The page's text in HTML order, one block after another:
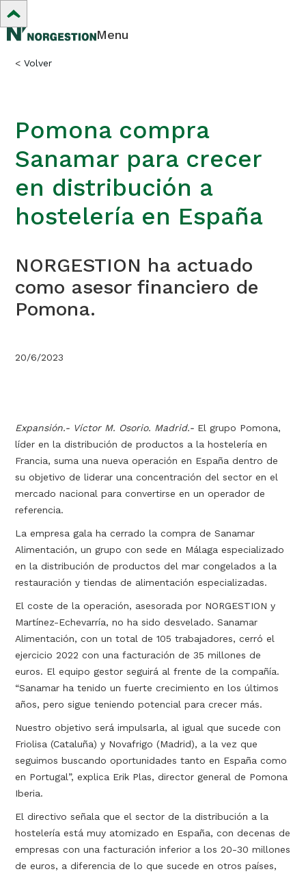
Menu
< Volver
Pomona compra
Sanamar para crecer
en distribución a
hostelería en España
NORGESTION ha actuado
como asesor financiero de
Pomona.
20/6/2023
Expansión.- Víctor M. Osorio. Madrid.- El grupo Pomona,
líder en la distribución de productos a la hostelería en
Francia, suma una nueva operación en España dentro de
su objetivo de liderar una concentración del sector en el
mercado nacional para convertirse en un operador de
referencia.
La empresa gala ha cerrado la compra de Sanamar
Alimentación, un grupo con sede en Málaga especializado
en la distribución de productos del mar congelados a la
restauración y tiendas de alimentación especializadas.
El coste de la operación, asesorada por NORGESTION y
Martínez-Echevarría, no ha sido desvelado. Sanamar
Alimentación, con un total de 105 trabajadores, cerró el
ejercicio 2022 con una facturación de 35 millones de
euros. El equipo gestor seguirá al frente de la compañía.
“Sanamar ha tenido un fuerte crecimiento en los últimos
años, pero sigue teniendo potencial para crecer más.
Nuestro objetivo será impulsarla, al igual que sucede con
Friolisa (Cataluña) y Novafrigo (Madrid), a la vez que
seguimos buscando oportunidades tanto en España como
en Portugal”, explica Erik Plas, director general de Pomona
Iberia.
El directivo señala que el sector de la distribución a la
hostelería está muy atomizado en España, con decenas de
empresas con una facturación inferior a los 20-30 millones
de euros, a diferencia de lo que sucede en otros países,